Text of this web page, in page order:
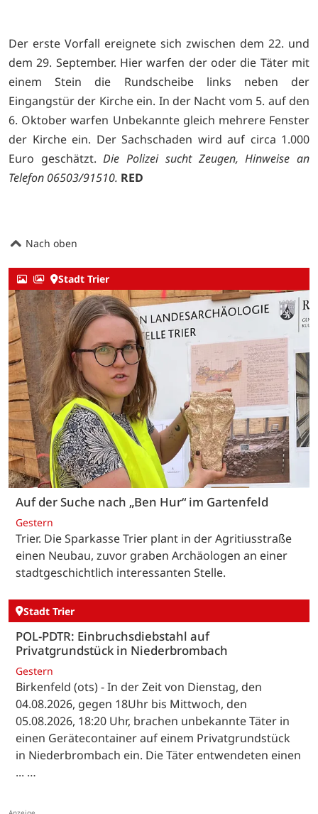
Der erste Vorfall ereignete sich zwischen dem 22. und
dem 29. September. Hier warfen der oder die Täter mit
einem Stein die Rundscheibe links neben der
Eingangstür der Kirche ein. In der Nacht vom 5. auf den
6. Oktober warfen Unbekannte gleich mehrere Fenster
der Kirche ein. Der Sachschaden wird auf circa 1.000
Euro geschätzt.Die Polizei sucht Zeugen, Hinweise an
Telefon 06503/91510. RED
Nach oben
Stadt Trier
Auf der Suche nach „Ben Hur“ im Gartenfeld
Gestern
Trier. Die Sparkasse Trier plant in der Agritiusstraße
einen Neubau, zuvor graben Archäologen an einer
stadtgeschichtlich interessanten Stelle.
Stadt Trier
POL-PDTR: Einbruchsdiebstahl auf
Privatgrundstück in Niederbrombach
Gestern
Birkenfeld (ots) - In der Zeit von Dienstag, den
04.08.2026, gegen 18Uhr bis Mittwoch, den
05.08.2026, 18:20 Uhr, brachen unbekannte Täter in
einen Gerätecontainer auf einem Privatgrundstück
in Niederbrombach ein. Die Täter entwendeten einen
... …